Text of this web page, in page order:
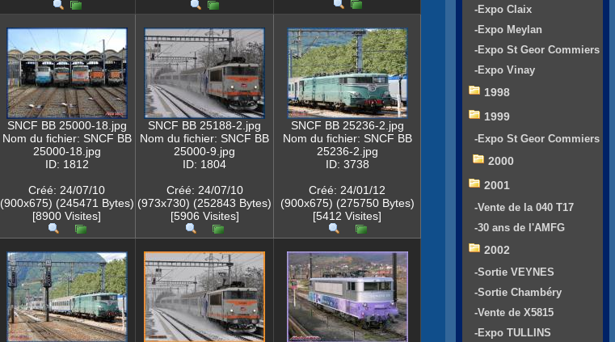
SNCF BB 25000-18.jpg
Nom du fichier: SNCF BB
25000-18.jpg
ID: 1812
Créé: 24/07/10
(900x675) (245471 Bytes)
[8900 Visites]
SNCF BB 25188-2.jpg
Nom du fichier: SNCF BB
25000-9.jpg
ID: 1804
Créé: 24/07/10
(973x730) (252843 Bytes)
[5906 Visites]
SNCF BB 25236-2.jpg
Nom du fichier: SNCF BB
25236-2.jpg
ID: 3738
Créé: 24/01/12
(900x675) (275750 Bytes)
[5412 Visites]
-Expo Claix
-Expo Meylan
-Expo St Geor Commiers
-Expo Vinay
1998
1999
-Expo St Geor Commiers
2000
2001
-Vente de la 040 T17
-30 ans de l'AMFG
2002
-Sortie VEYNES
-Sortie Chambéry
-Vente de X5815
-Expo TULLINS